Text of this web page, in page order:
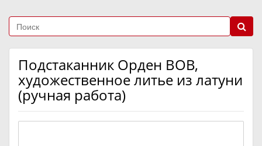
Подстаканник Орден ВОВ,
художественное литье из латуни
(ручная работа)